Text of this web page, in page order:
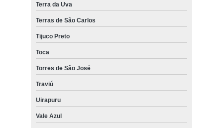
Terra da Uva
Terras de São Carlos
Tijuco Preto
Toca
Torres de São José
Traviú
Uirapuru
Vale Azul